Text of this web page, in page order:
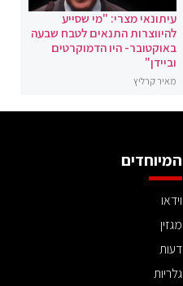
עיתונאי מצרי: "מי שסייע
להיווצרות התנאים לטבח שבעה
באוקטובר- היו הדמוקרטים
וביידן"
מאיר קרליץ
המיוחדים
וידאו
מגזין
דעות
גלריות